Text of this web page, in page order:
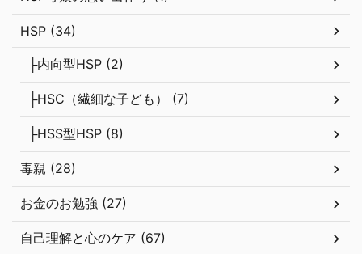
├内向型HSP (2)
├HSC（繊細な子ども） (7)
├HSS型HSP (8)
毒親 (28)
お金のお勉強 (27)
自己理解と心のケア (67)
人間関係の悩み (28)